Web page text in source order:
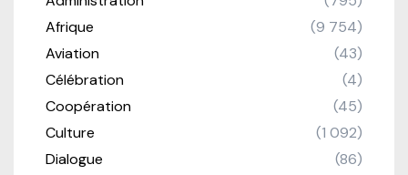
Afrique
(9 754)
Aviation
(43)
Célébration
(4)
Coopération
(45)
Culture
(1 092)
Dialogue
(86)